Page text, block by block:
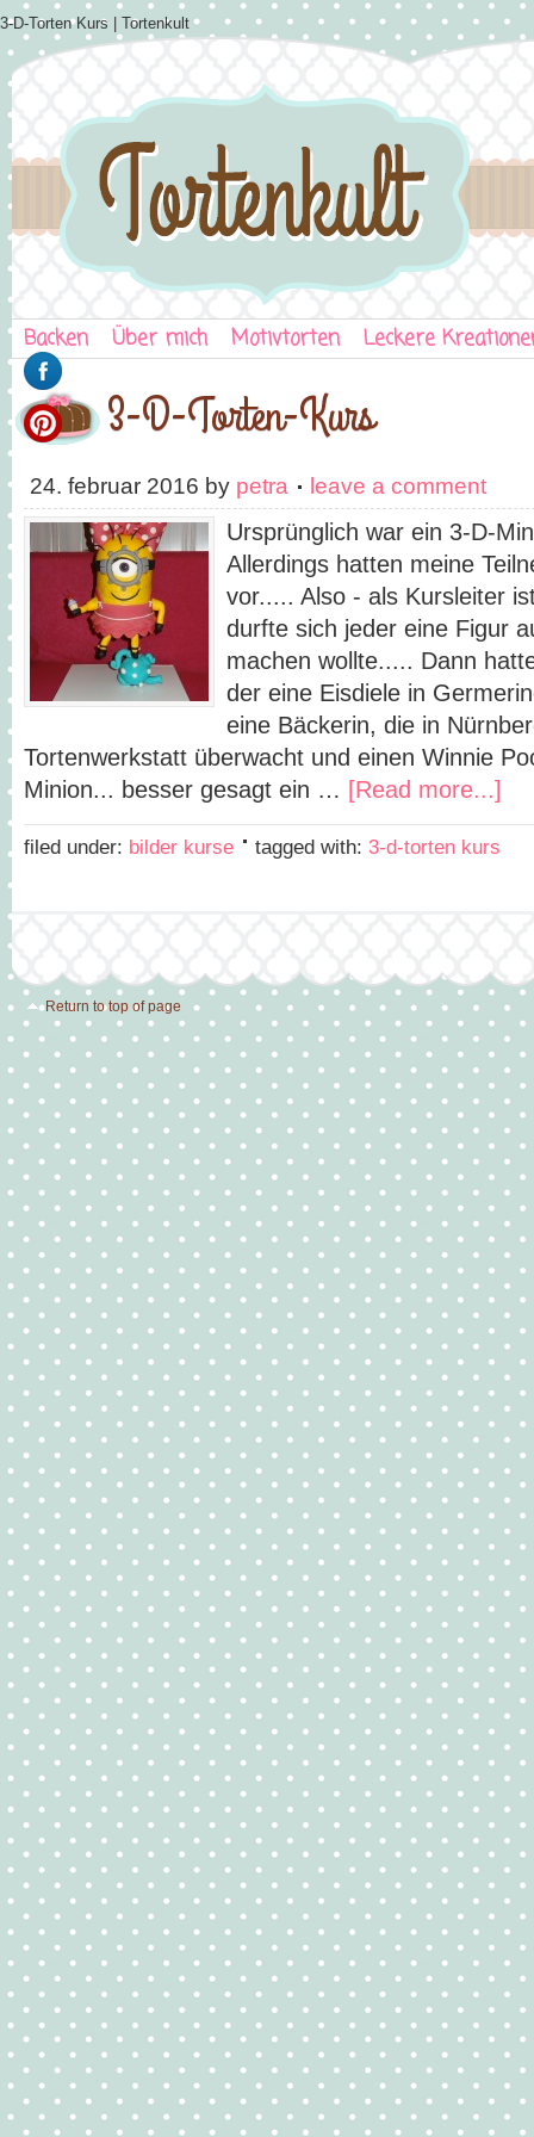
3-D-Torten Kurs | Tortenkult
Backen Über mich Motivtorten Leckere
3-D-Torten-Kurs
24. februar 2016 by petra leave a comment
Ursprünglich war ein 3-D-
Allerdings hatten meine
vor..... Also - als Kursleiter
durfte sich jeder eine Figur
machen wollte..... Dann
der eine Eisdiele in
eine Bäckerin, die in
Tortenwerkstatt überwacht und einen Winnie
Minion... besser gesagt ein … [Read more...]
filed under: bilder kurse tagged with: 3-d-torten kurs
Return to top of page